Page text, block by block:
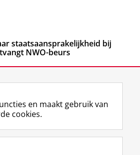
staatsaansprakelijkheid bij
NWO-beurs
RUG
F
a
L
i
R
S
I
n
Y
o
en maakt gebruik van
cookies.